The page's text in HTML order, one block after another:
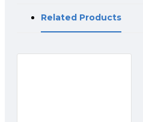
Related Products